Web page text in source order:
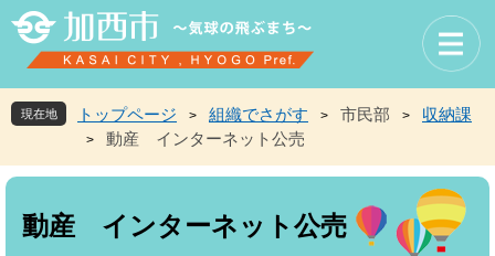
先
頭
す
を
飛
し
現在地 トップページ > 組織でさがす > 市民部 > 収納課
> 動産 インターネット公売
本
動産 インターネット公売